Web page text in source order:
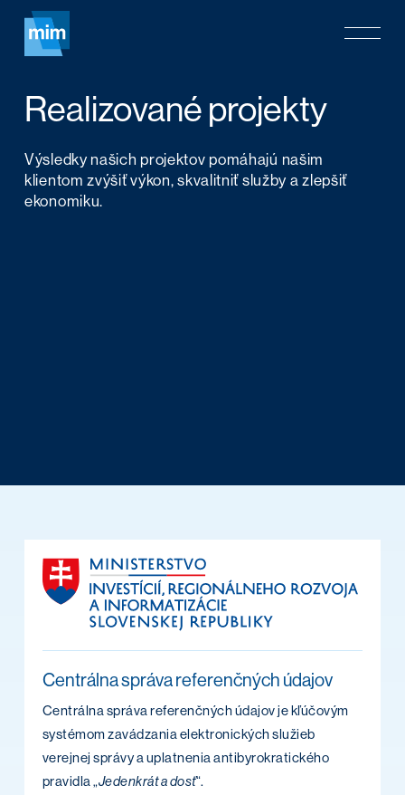
main
Menu
Realizované projekty
Výsledky našich projektov pomáhajú našim
klientom zvýšiť výkon, skvalitniť služby a zlepšiť
ekonomiku.
Centrálna správa referenčných údajov
Centrálna správa referenčných údajov je kľúčovým
systémom zavádzania elektronických služieb
verejnej správy a uplatnenia antibyrokratického
pravidla „Jedenkrát a dosť“.